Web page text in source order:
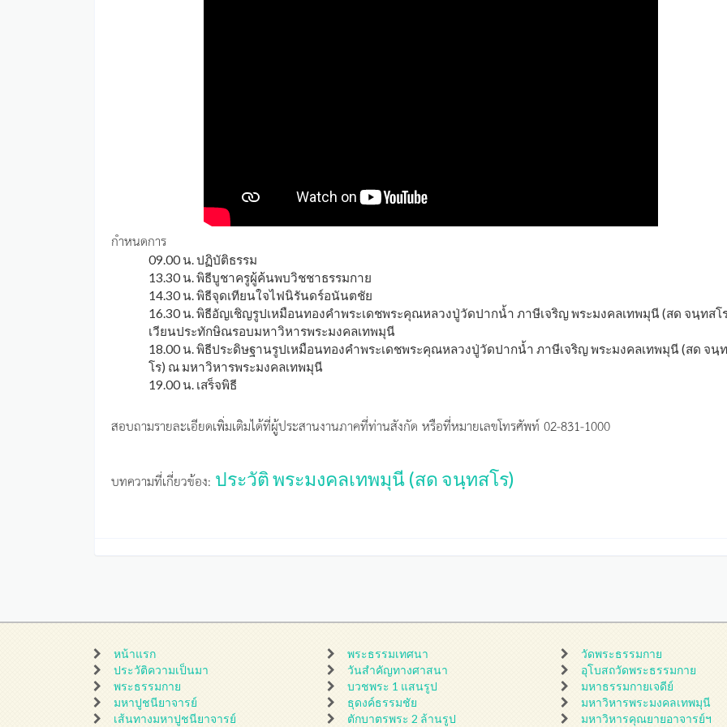
กำหนดการ
09.00 น. ปฏิบัติธรรม
13.30 น. พิธีบูชาครูผู้ค้นพบวิชชาธรรมกาย
14.30 น. พิธีจุดเทียนใจไฟนิรันดร์อนันตชัย
16.30 น. พิธีอัญเชิญรูปเหมือนทองคำพระเดชพระคุณหลวงปู่วัดปากน้ำ ภาษีเจริญ พระมงคลเทพมุนี (สด จนฺทสโ
เวียนประทักษิณรอบมหาวิหารพระมงคลเทพมุนี
18.00 น. พิธีประดิษฐานรูปเหมือนทองคำพระเดชพระคุณหลวงปู่วัดปากน้ำ ภาษีเจริญ พระมงคลเทพมุนี (สด จนฺ
โร) ณ มหาวิหารพระมงคลเทพมุนี
19.00 น. เสร็จพิธี
สอบถามรายละเอียดเพิ่มเติมได้ที่ผู้ประสานงานภาคที่ท่านสังกัด หรือที่หมายเลขโทรศัพท์ 02-831-1000
บทความที่เกี่ยวข้อง: ประวัติ พระมงคลเทพมุนี (สด จนฺทสโร)
หน้าแรก
ประวัติความเป็นมา
พระธรรมกาย
มหาปูชนียาจารย์
เส้นทางมหาปูชนียาจารย์
พระธรรมเทศนา
วันสำคัญทางศาสนา
บวชพระ 1 แสนรูป
ธุดงค์ธรรมชัย
ตักบาตรพระ 2 ล้านรูป
วัดพระธรรมกาย
อุโบสถวัดพระธรรมกาย
มหาธรรมกายเจดีย์
มหาวิหารพระมงคลเทพมุนี
มหาวิหารคุณยายอาจารย์ฯ